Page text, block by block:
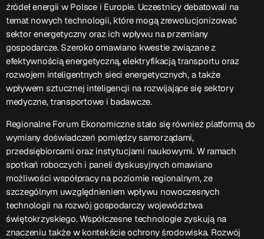
Przydatne informacje
O nas– jedyna w Kielcach studencka stacja radiowa.
Projekt ruszył w październiku 2015 roku z inicjatywy
kieleckich studentów Czytaj.wiecej…
Patronat medialny Radia Fraszka– regulamin, logotypy,
itp.Czytaj więcej…
Wyszukaj
źródeł energii w Polsce i Europie. Uczestnicy debatowali na
temat nowych technologii, które mogą zrewolucjonizować
sektor energetyczny oraz ich wpływu na przemiany
gospodarcze. Szeroko omawiano kwestie związane z
efektywnością energetyczną, elektryfikacją transportu oraz
rozwojem inteligentnych sieci energetycznych, a także
wpływem sztucznej inteligencji na rozwijające się sektory
medyczne, transportowe i badawcze.
Regionalne Forum Ekonomiczne stało się również platformą do
wymiany doświadczeń pomiędzy samorządami,
przedsiębiorcami oraz instytucjami naukowymi. W ramach
spotkań roboczych i paneli dyskusyjnych omawiano
możliwości współpracy na poziomie regionalnym, ze
szczególnym uwzględnieniem wpływu nowoczesnych
technologii na rozwój gospodarczy województwa
świętokrzyskiego. Współczesne technologie zyskują na
znaczeniu także w kontekście ochrony środowiska. Rozwój